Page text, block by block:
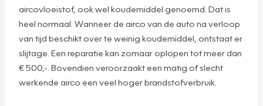
aircovloeistof, ook wel koudemiddel genoemd. Dat is
heel normaal. Wanneer de airco van de auto na verloop
van tijd beschikt over te weinig koudemiddel, ontstaat er
slijtage. Een reparatie kan zomaar oplopen tot meer dan
€ 500,-. Bovendien veroorzaakt een matig of slecht
werkende airco een veel hoger brandstofverbruik.